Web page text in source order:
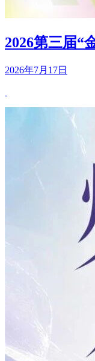
2026第三届“
2026年7月17日